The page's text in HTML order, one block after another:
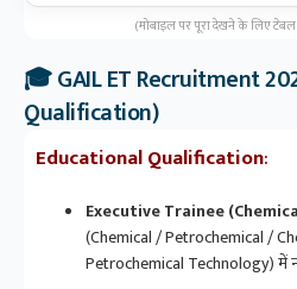
(मोबाइल पर पूरा देखने के लिए
🎓 GAIL ET Recruitment
Qualification)
Educational Qualification:
Executive Trainee
(Chemical / Petrochemical /
Petrochemical Technology) में